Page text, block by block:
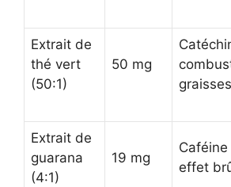
Extrait de
thé vert
(50:1)
50 mg
graisses
Extrait de
guarana
(4:1)
19 mg
effet